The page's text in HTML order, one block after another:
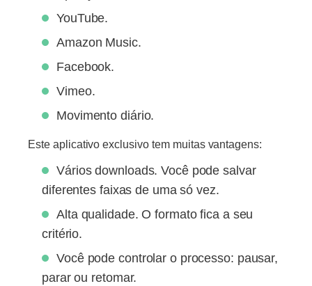
YouTube.
Amazon Music.
Facebook.
Vimeo.
Movimento diário.
Este aplicativo exclusivo tem muitas vantagens:
Vários downloads. Você pode salvar
diferentes faixas de uma só vez.
Alta qualidade. O formato fica a seu
critério.
Você pode controlar o processo: pausar,
parar ou retomar.